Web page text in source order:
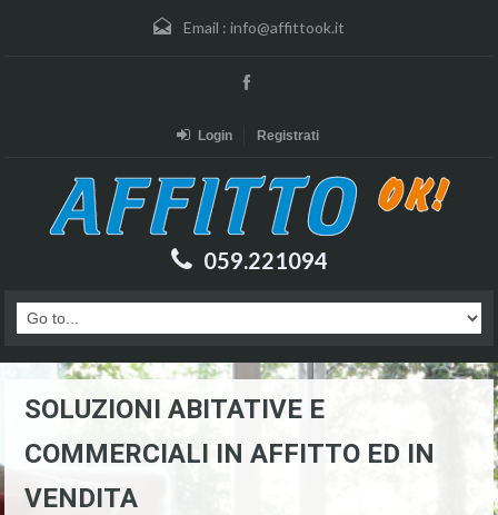
Email : info@affittook.it
Login Registrati
059.221094
SOLUZIONI ABITATIVE E
COMMERCIALI IN AFFITTO ED IN
VENDITA